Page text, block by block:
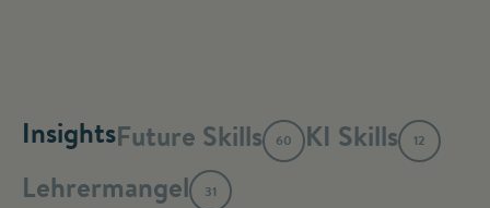
InsightsFuture Skills 60 KI Skills 12
Lehrermangel 31